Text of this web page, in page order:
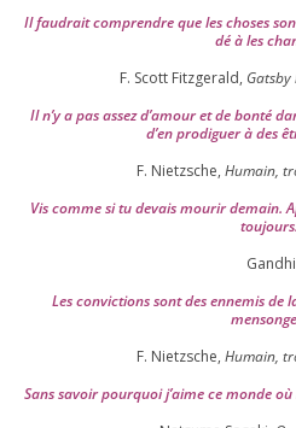
Il fau­drait com­prendre que les choses
dé à les
F. Scott Fitzgerald,
Il n’y a pas assez d’a­mour et de bon­té
d’en pro­di­guer à des
F. Nietzsche, Humain,
Vis comme si tu devais mou­rir demain.
toujours.
Gandhi
Les convic­tions sont des enne­mis de
F. Nietzsche, Humain,
Sans savoir pour­quoi j’aime ce monde